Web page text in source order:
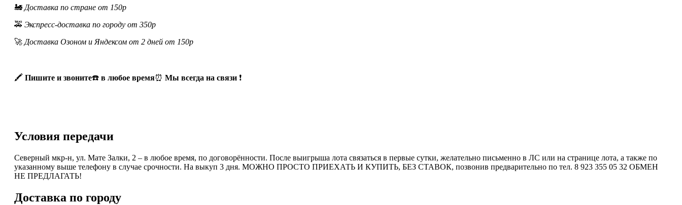
🚂Доставка по стране от 150р
🚕 Экспресс-доставка по городу от 350р
🚀Доставка Озоном и Яндексом от 2 дней от 150р
🖍Пишите и звоните☎️в любое время⏰ Мы всегда на связи ❗
Условия передачи
Северный мкр-н, ул. Мате Залки, 2 – в любое время, по договорённости. После выигрыша лота связаться в первые сутки, желательно письменно в ЛС или на странице лота, а также по
указанному выше телефону в случае срочности. На выкуп 3 дня. МОЖНО ПРОСТО ПРИЕХАТЬ И КУПИТЬ, БЕЗ СТАВОК, позвонив предварительно по тел. 8 923 355 05 32 ОБМЕН
НЕ ПРЕДЛАГАТЬ!
Доставка по городу